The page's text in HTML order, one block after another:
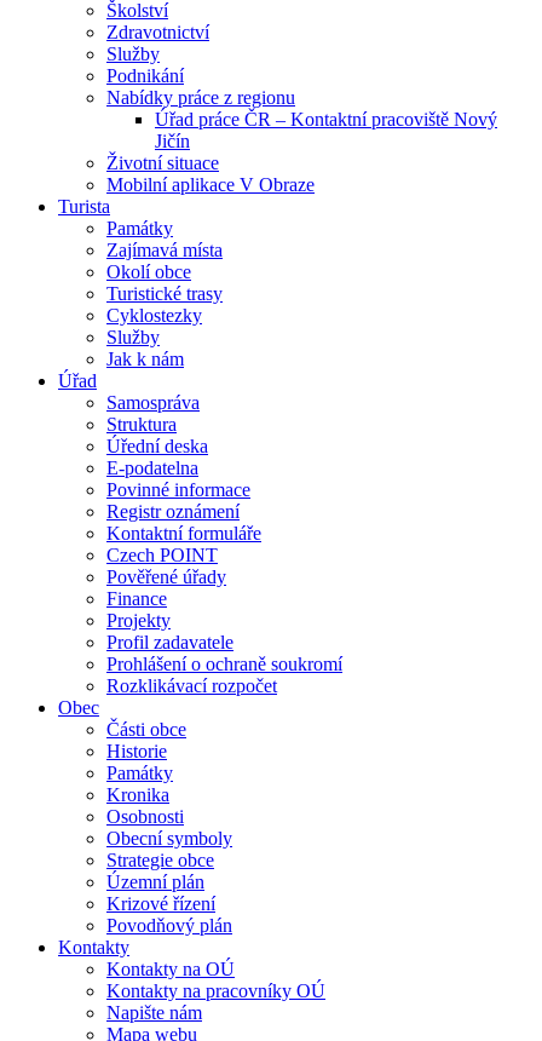
Školství
Zdravotnictví
Služby
Podnikání
Nabídky práce z regionu
Úřad práce ČR – Kontaktní pracoviště Nový
Jičín
Životní situace
Mobilní aplikace V Obraze
Turista
Památky
Zajímavá místa
Okolí obce
Turistické trasy
Cyklostezky
Služby
Jak k nám
Úřad
Samospráva
Struktura
Úřední deska
E-podatelna
Povinné informace
Registr oznámení
Kontaktní formuláře
Czech POINT
Pověřené úřady
Finance
Projekty
Profil zadavatele
Prohlášení o ochraně soukromí
Rozklikávací rozpočet
Obec
Části obce
Historie
Památky
Kronika
Osobnosti
Obecní symboly
Strategie obce
Územní plán
Krizové řízení
Povodňový plán
Kontakty
Kontakty na OÚ
Kontakty na pracovníky OÚ
Napište nám
Mapa webu